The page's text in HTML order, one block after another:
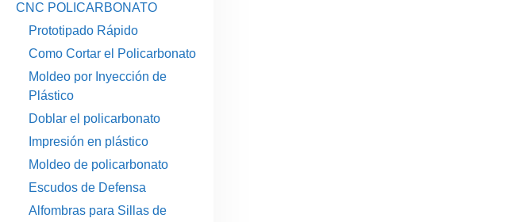
CNC POLICARBONATO
Prototipado Rápido
Como Cortar el Policarbonato
Moldeo por Inyección de
Plástico
Doblar el policarbonato
Impresión en plástico
Moldeo de policarbonato
Escudos de Defensa
Alfombras para Sillas de